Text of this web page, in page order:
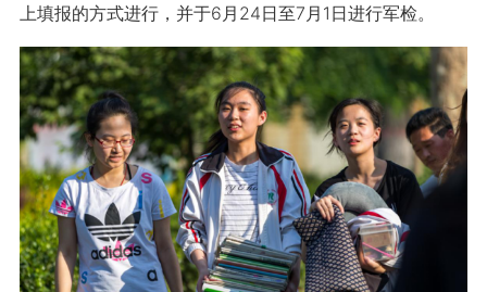
上填报的方式进行，并于6月24日至7月1日进行军检。